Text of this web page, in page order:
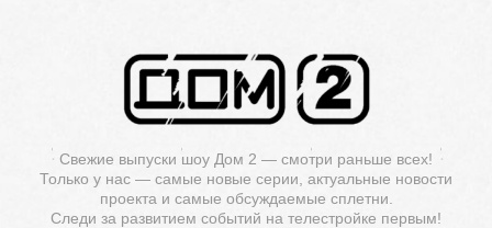
Свежие выпуски шоу Дом 2 — смотри раньше всех!
Только у нас — самые новые серии, актуальные новости
проекта и самые обсуждаемые сплетни.
Следи за развитием событий на телестройке первым!